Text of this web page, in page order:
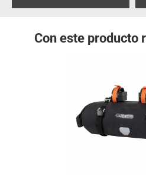
Con este producto